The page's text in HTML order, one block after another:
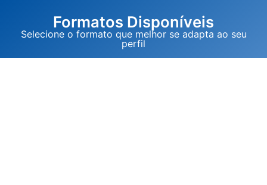
Formatos Disponíveis
Selecione o formato que melhor se adapta ao seu
perfil